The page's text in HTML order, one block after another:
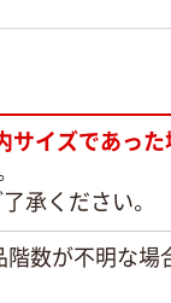
イズであっ
承ください。
階数が不明な場